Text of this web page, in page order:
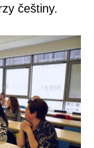
češtiny.